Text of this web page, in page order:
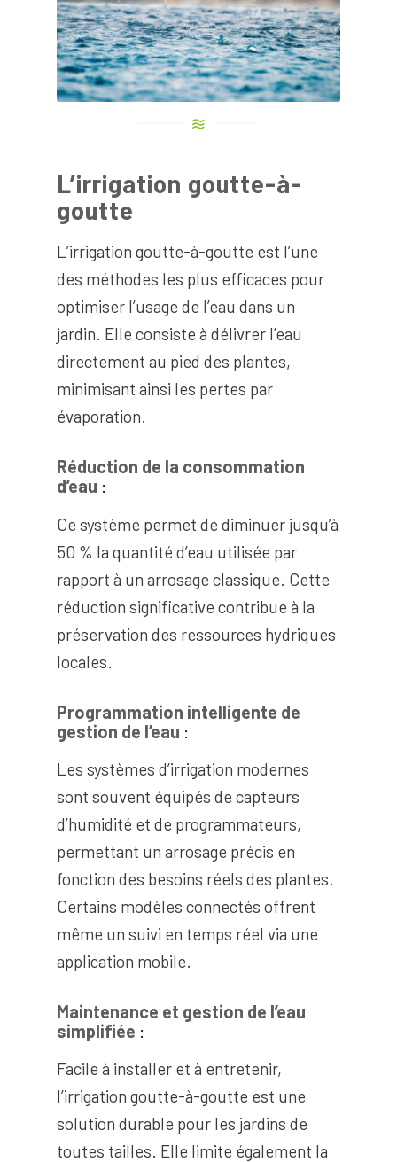
L’irrigation goutte-à-
goutte
L’irrigation goutte-à-goutte est l’une
des méthodes les plus efficaces pour
optimiser l’usage de l’eau dans un
jardin. Elle consiste à délivrer l’eau
directement au pied des plantes,
minimisant ainsi les pertes par
évaporation.
Réduction de la consommation
d’eau :
Ce système permet de diminuer jusqu’à
50 % la quantité d’eau utilisée par
rapport à un arrosage classique. Cette
réduction significative contribue à la
préservation des ressources hydriques
locales.
Programmation intelligente de
gestion de l’eau :
Les systèmes d’irrigation modernes
sont souvent équipés de capteurs
d’humidité et de programmateurs,
permettant un arrosage précis en
fonction des besoins réels des plantes.
Certains modèles connectés offrent
même un suivi en temps réel via une
application mobile.
Maintenance et gestion de l’eau
simplifiée :
Facile à installer et à entretenir,
l’irrigation goutte-à-goutte est une
solution durable pour les jardins de
toutes tailles. Elle limite également la